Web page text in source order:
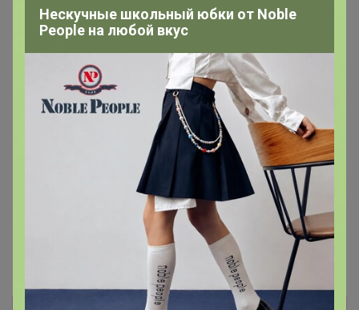
Нескучные школьный юбки от Nоblе
Реoplе на любой вкус